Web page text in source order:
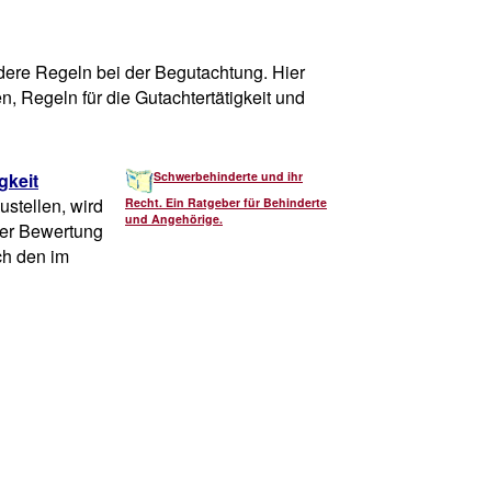
Regeln bei der Begutachtung. Hier
Regeln für die Gutachtertätigkeit und
wird
Bewertung
den im
Schwerbehinderte und ihr
Recht. Ein Ratgeber für Behinderte
und Angehörige.